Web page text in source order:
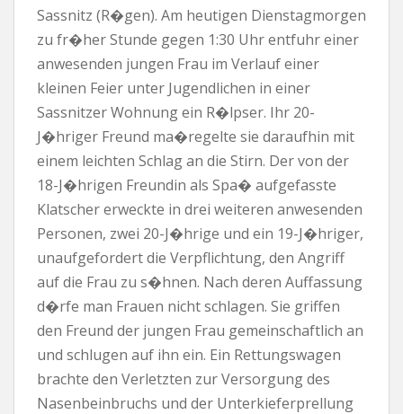
Sassnitz (R�gen). Am heutigen Dienstagmorgen
zu fr�her Stunde gegen 1:30 Uhr entfuhr einer
anwesenden jungen Frau im Verlauf einer
kleinen Feier unter Jugendlichen in einer
Sassnitzer Wohnung ein R�lpser. Ihr 20-
J�hriger Freund ma�regelte sie daraufhin mit
einem leichten Schlag an die Stirn. Der von der
18-J�hrigen Freundin als Spa� aufgefasste
Klatscher erweckte in drei weiteren anwesenden
Personen, zwei 20-J�hrige und ein 19-J�hriger,
unaufgefordert die Verpflichtung, den Angriff
auf die Frau zu s�hnen. Nach deren Auffassung
d�rfe man Frauen nicht schlagen. Sie griffen
den Freund der jungen Frau gemeinschaftlich an
und schlugen auf ihn ein. Ein Rettungswagen
brachte den Verletzten zur Versorgung des
Nasenbeinbruchs und der Unterkieferprellung